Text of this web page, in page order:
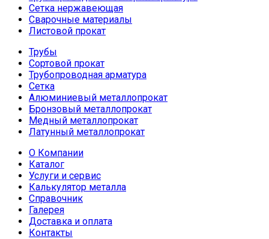
Сетка нержавеющая
Сварочные материалы
Листовой прокат
Трубы
Сортовой прокат
Трубопроводная арматура
Сетка
Алюминиевый металлопрокат
Бронзовый металлопрокат
Медный металлопрокат
Латунный металлопрокат
О Компании
Каталог
Услуги и сервис
Калькулятор металла
Справочник
Галерея
Доставка и оплата
Контакты